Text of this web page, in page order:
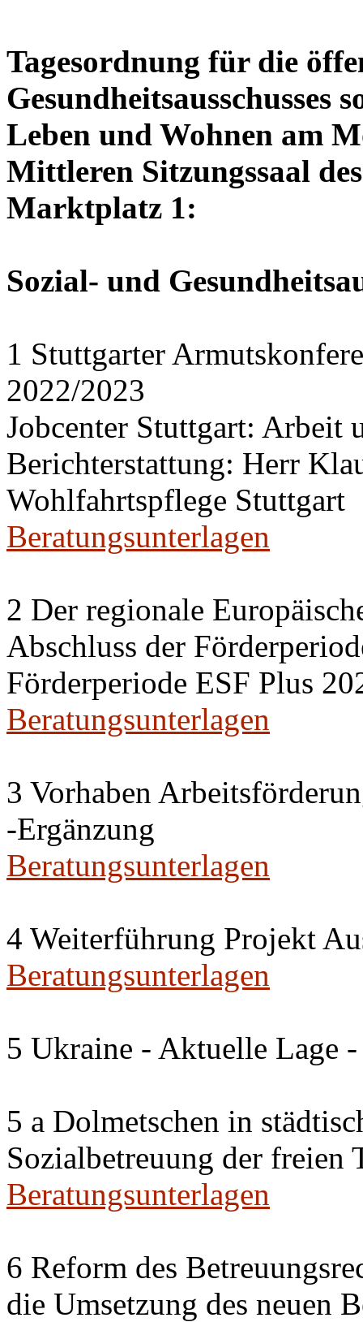
Tagesordnung für die
Gesundheitsausschusses
Leben und Wohnen am
Mittleren Sitzungssaal
Marktplatz 1:
Sozial- und
1 Stuttgarter
2022/2023
Jobcenter Stuttgart: Arbeit
Berichterstattung: Herr
Wohlfahrtspflege Stuttgart
Beratungsunterlagen
2 Der regionale
Abschluss der
Förderperiode ESF Plus
Beratungsunterlagen
3 Vorhaben
-Ergänzung
Beratungsunterlagen
4 Weiterführung Projekt
Beratungsunterlagen
5 Ukraine - Aktuelle Lage
5 a Dolmetschen in
Sozialbetreuung der freien
Beratungsunterlagen
6 Reform des
die Umsetzung des neuen